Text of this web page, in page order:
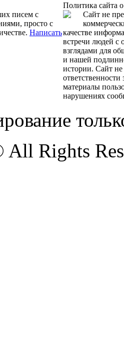
писем с
просто с
Написать
Политика сайта
Сайт не
качестве
встречи людей с
взглядами для
и нашей
истории. Сайт не
материалы
нарушениях
Rights